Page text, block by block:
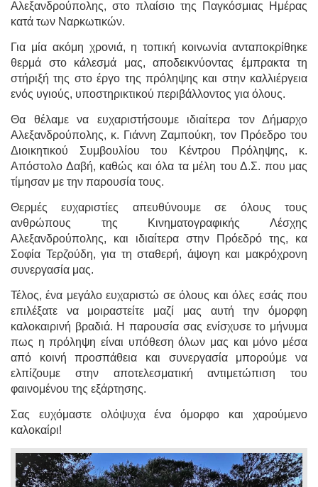
Αλεξανδρούπολης, στο πλαίσιο της Παγκόσμιας Ημέρας
κατά των Ναρκωτικών.
Για μία ακόμη χρονιά, η τοπική κοινωνία ανταποκρίθηκε
θερμά στο κάλεσμά μας, αποδεικνύοντας έμπρακτα τη
στήριξή της στο έργο της πρόληψης και στην καλλιέργεια
ενός υγιούς, υποστηρικτικού περιβάλλοντος για όλους.
Θα θέλαμε να ευχαριστήσουμε ιδιαίτερα τον Δήμαρχο
Αλεξανδρούπολης, κ. Γιάννη Ζαμπούκη, τον Πρόεδρο του
Διοικητικού Συμβουλίου του Κέντρου Πρόληψης, κ.
Απόστολο Δαβή, καθώς και όλα τα μέλη του Δ.Σ. που μας
τίμησαν με την παρουσία τους.
Θερμές ευχαριστίες απευθύνουμε σε όλους τους
ανθρώπους της Κινηματογραφικής Λέσχης
Αλεξανδρούπολης, και ιδιαίτερα στην Πρόεδρό της, κα
Σοφία Τερζούδη, για τη σταθερή, άψογη και μακρόχρονη
συνεργασία μας.
Τέλος, ένα μεγάλο ευχαριστώ σε όλους και όλες εσάς που
επιλέξατε να μοιραστείτε μαζί μας αυτή την όμορφη
καλοκαιρινή βραδιά. Η παρουσία σας ενίσχυσε το μήνυμα
πως η πρόληψη είναι υπόθεση όλων μας και μόνο μέσα
από κοινή προσπάθεια και συνεργασία μπορούμε να
ελπίζουμε στην αποτελεσματική αντιμετώπιση του
φαινομένου της εξάρτησης.
Σας ευχόμαστε ολόψυχα ένα όμορφο και χαρούμενο
καλοκαίρι!